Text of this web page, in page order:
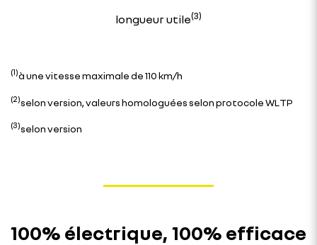
longueur utile(3)
(1)à une vitesse maximale de 110 km/h
(2)selon version, valeurs homologuées selon protocole WLTP
(3)selon version
100% électrique, 100% efficace